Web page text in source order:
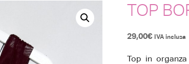
TOP
29,00€ IVA inclusa
Top in